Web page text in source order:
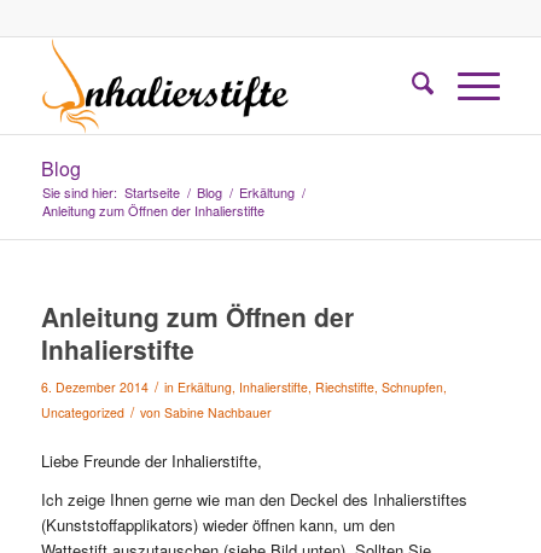
Blog
Sie sind hier: Startseite / Blog / Erkältung /
Anleitung zum Öffnen der Inhalierstifte
Anleitung zum Öffnen der
Inhalierstifte
6. Dezember 2014 / in Erkältung, Inhalierstifte, Riechstifte, Schnupfen,
Uncategorized / von Sabine Nachbauer
Liebe Freunde der Inhalierstifte,
Ich zeige Ihnen gerne wie man den Deckel des Inhalierstiftes
(Kunststoffapplikators) wieder öffnen kann, um den